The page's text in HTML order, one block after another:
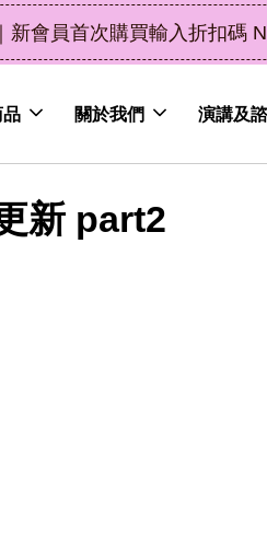
買輸入折扣碼
品 關於我們 演講及
新 part2